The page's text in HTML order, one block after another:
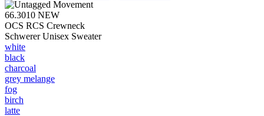
66.3010 NEW
OCS RCS Crewneck
Schwerer Unisex Sweater
white
black
charcoal
grey melange
fog
birch
latte